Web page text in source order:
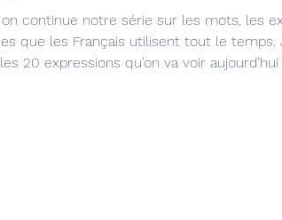
on continue notre série sur les mots, les
que les Français utilisent tout le temps.
20 expressions qu’on va voir